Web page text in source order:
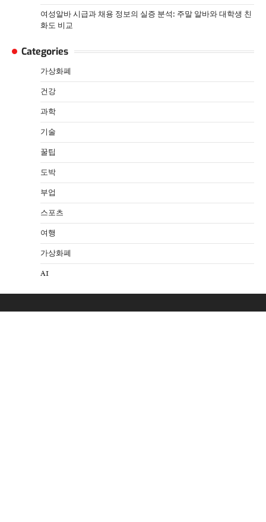
여성알바 시급과 채용 정보의 실증 분석: 주말 알바와 대학생 친
화도 비교
Categories
가상화폐
건강
과학
기술
꿀팁
도박
부업
스포츠
여행
가상화폐
AI